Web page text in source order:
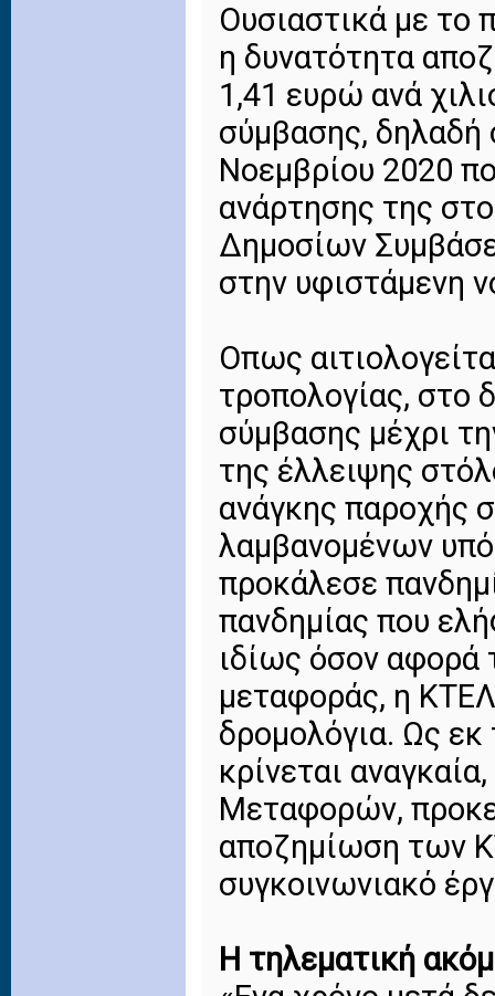
Ουσιαστικά με το
η δυνατότητα
1,41 ευρώ ανά
σύμβασης, δηλαδή
Νοεμβρίου 2020
ανάρτησης της
Δημοσίων
στην υφιστάμενη
Οπως
τροπολογίας, στο
σύμβασης μέχρι
της έλλειψης
ανάγκης παροχής
λαμβανομένων
προκάλεσε
πανδημίας που
ιδίως όσον
μεταφοράς, η
δρομολόγια. Ως εκ
κρίνεται
Μεταφορών,
αποζημίωση των
συγκοινωνιακό
Η τηλεματική